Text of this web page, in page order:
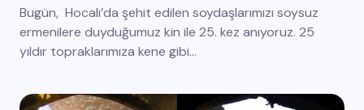
Bugün, Hocalı’da şehit edilen soydaşlarımızı soysuz
ermenilere duyduğumuz kin ile 25. kez anıyoruz. 25
yıldır topraklarımıza kene gibi…